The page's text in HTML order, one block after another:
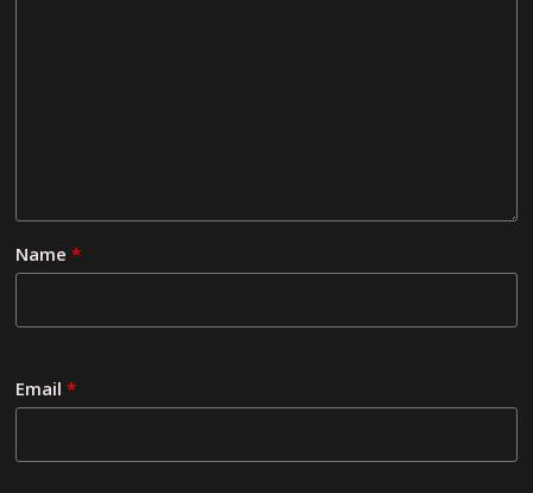
Name*
Email*